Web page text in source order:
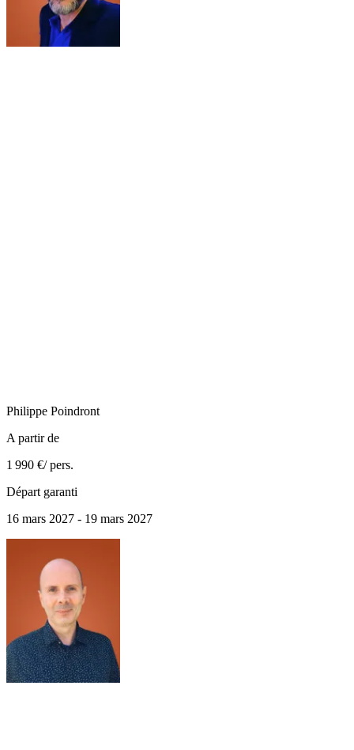
Philippe Poindront
A partir de
1 990 €/ pers.
Départ garanti
16 mars 2027 - 19 mars 2027